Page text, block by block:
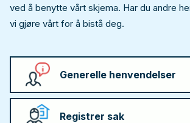
ved å benytte vårt skjema. Har du andre
vi gjøre vårt for å bistå deg.
Generelle henvendelser
Registrer sak